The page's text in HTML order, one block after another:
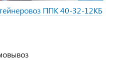
ППК 40-32-12КБ